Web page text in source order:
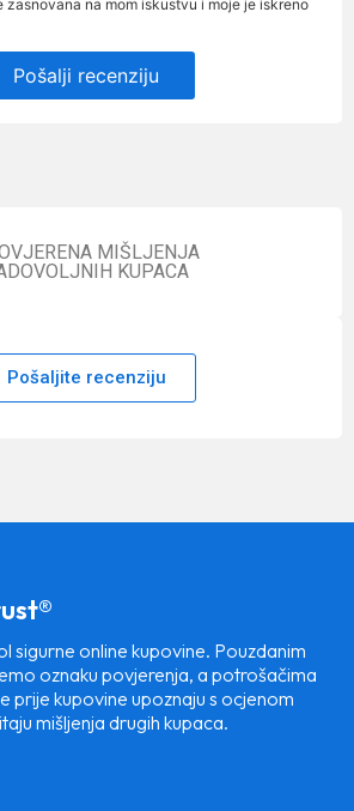
zasnovana na mom iskustvu i moje je iskreno
Pošalji recenziju
MIŠLJENJA
KUPACA
Pošaljite recenziju
sigurne online kupovine. Pouzdanim
oznaku povjerenja, a potrošačima
prije kupovine upoznaju s ocjenom
mišljenja drugih kupaca.